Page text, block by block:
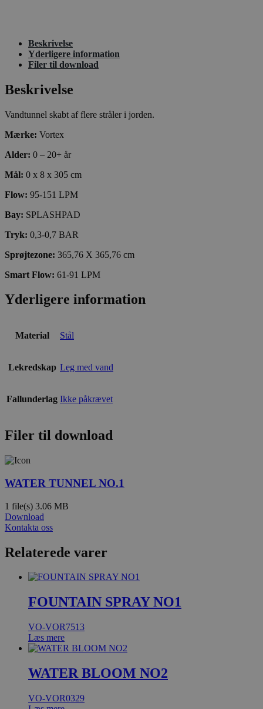
Beskrivelse
Yderligere information
Filer til download
Beskrivelse
Vandtunnel skabt af flere stråler i jorden.
Mærke: Vortex
Alder: 0 – 20+ år
Mål: 0 x 8 x 305 cm
Flow: 95-151 LPM
Bay: SPLASHPAD
Tryk: 0,3-0,7 BAR
Sprøjtezone: 365,76 X 365,76 cm
Smart Flow: 61-91 LPM
Yderligere information
Material Stål
Lekredskap Leg med vand
Fallunderlag Ikke påkrævet
Filer til download
WATER TUNNEL NO.1
1 file(s) 3.06 MB
Download
Kontakta oss
Relaterede varer
FOUNTAIN SPRAY NO1
VO-VOR7513
Læs mere
WATER BLOOM NO2
VO-VOR0329